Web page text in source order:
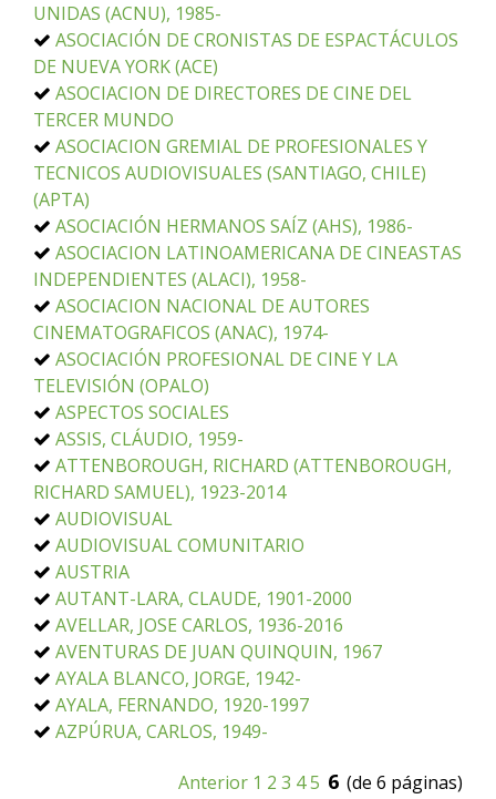
UNIDAS (ACNU), 1985-
ASOCIACIÓN DE CRONISTAS DE ESPACTÁCULOS
DE NUEVA YORK (ACE)
ASOCIACION DE DIRECTORES DE CINE DEL
TERCER MUNDO
ASOCIACION GREMIAL DE PROFESIONALES Y
TECNICOS AUDIOVISUALES (SANTIAGO, CHILE)
(APTA)
ASOCIACIÓN HERMANOS SAÍZ (AHS), 1986-
ASOCIACION LATINOAMERICANA DE CINEASTAS
INDEPENDIENTES (ALACI), 1958-
ASOCIACION NACIONAL DE AUTORES
CINEMATOGRAFICOS (ANAC), 1974-
ASOCIACIÓN PROFESIONAL DE CINE Y LA
TELEVISIÓN (OPALO)
ASPECTOS SOCIALES
ASSIS, CLÁUDIO, 1959-
ATTENBOROUGH, RICHARD (ATTENBOROUGH,
RICHARD SAMUEL), 1923-2014
AUDIOVISUAL
AUDIOVISUAL COMUNITARIO
AUSTRIA
AUTANT-LARA, CLAUDE, 1901-2000
AVELLAR, JOSE CARLOS, 1936-2016
AVENTURAS DE JUAN QUINQUIN, 1967
AYALA BLANCO, JORGE, 1942-
AYALA, FERNANDO, 1920-1997
AZPÚRUA, CARLOS, 1949-
Anterior 1 2 3 45 6 (de 6 páginas)